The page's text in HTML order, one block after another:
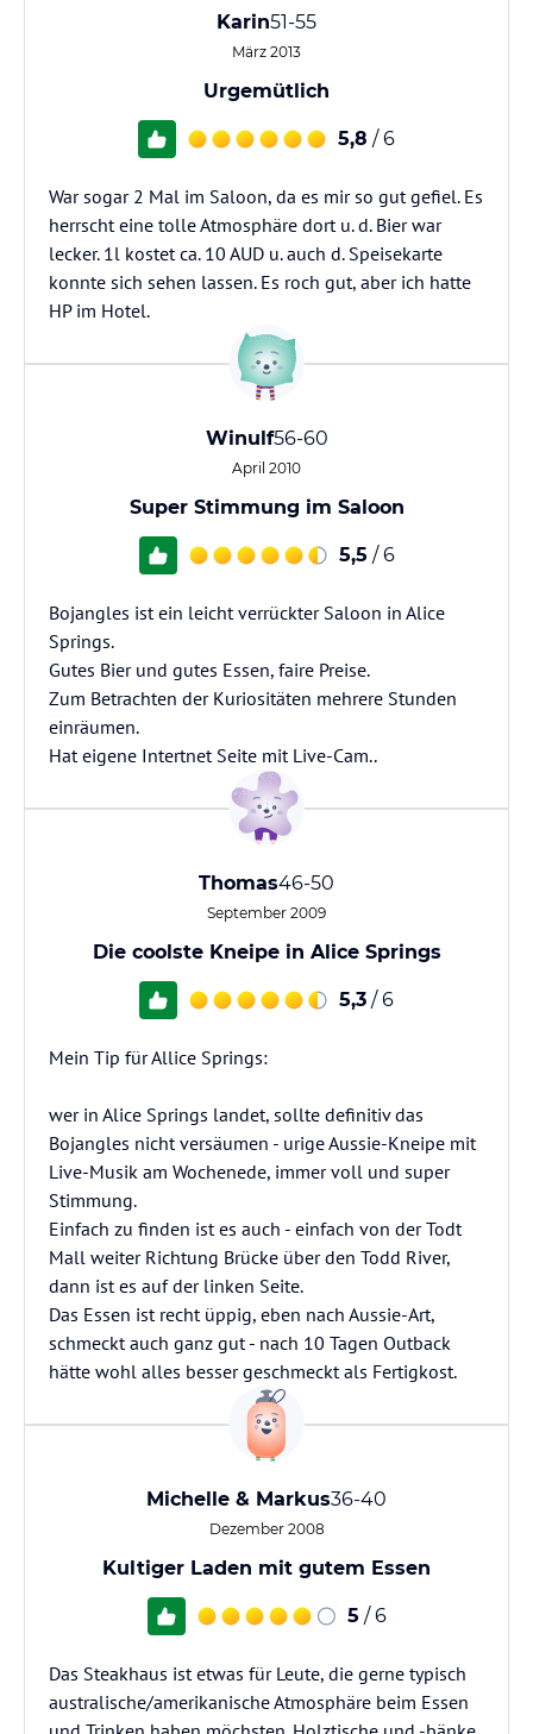
Karin51-55
März 2013
Urgemütlich
5,8 / 6
War sogar 2 Mal im Saloon, da es mir so gut gefiel. Es
herrscht eine tolle Atmosphäre dort u. d. Bier war
lecker. 1l kostet ca. 10 AUD u. auch d. Speisekarte
konnte sich sehen lassen. Es roch gut, aber ich hatte
HP im Hotel.
Winulf56-60
April 2010
Super Stimmung im Saloon
5,5 / 6
Bojangles ist ein leicht verrückter Saloon in Alice
Springs.
Gutes Bier und gutes Essen, faire Preise.
Zum Betrachten der Kuriositäten mehrere Stunden
einräumen.
Hat eigene Intertnet Seite mit Live-Cam..
Thomas46-50
September 2009
Die coolste Kneipe in Alice Springs
5,3 / 6
Mein Tip für Allice Springs:
wer in Alice Springs landet, sollte definitiv das
Bojangles nicht versäumen - urige Aussie-Kneipe mit
Live-Musik am Wochenede, immer voll und super
Stimmung.
Einfach zu finden ist es auch - einfach von der Todt
Mall weiter Richtung Brücke über den Todd River,
dann ist es auf der linken Seite.
Das Essen ist recht üppig, eben nach Aussie-Art,
schmeckt auch ganz gut - nach 10 Tagen Outback
hätte wohl alles besser geschmeckt als Fertigkost.
Michelle & Markus36-40
Dezember 2008
Kultiger Laden mit gutem Essen
5 / 6
Das Steakhaus ist etwas für Leute, die gerne typisch
australische/amerikanische Atmosphäre beim Essen